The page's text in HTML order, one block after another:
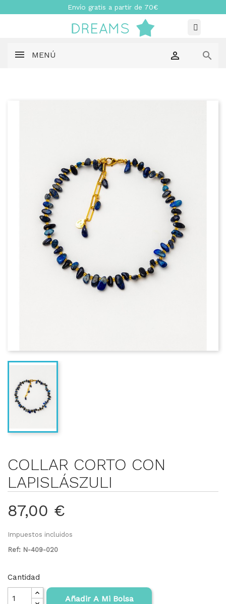
Envío gratis a partir de 70€
MENÚ  
COLLAR CORTO CON
LAPISLÁSZULI
87,00 €
Impuestos incluidos
Ref: N-409-020
Cantidad
Añadir A Mi Bolsa